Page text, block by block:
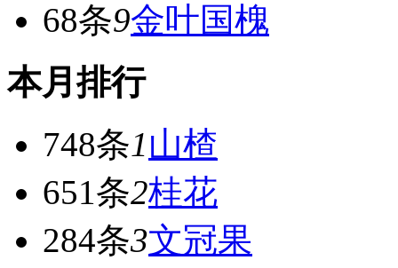
68条9金叶国槐
本月排行
748条1山楂
651条2桂花
284条3文冠果